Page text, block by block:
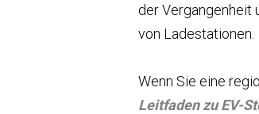
der Vergangenheit
von Ladestationen.
Wenn Sie eine
Leitfaden zu EV-